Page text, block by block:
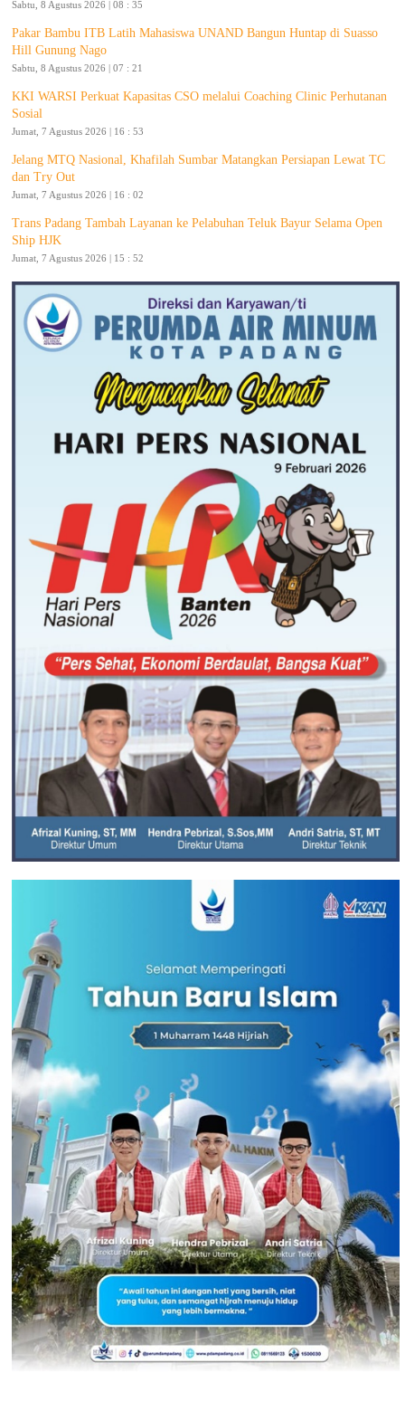
Sabtu, 8 Agustus 2026 | 08 : 35
Pakar Bambu ITB Latih Mahasiswa UNAND Bangun Huntap di Suasso
Hill Gunung Nago
Sabtu, 8 Agustus 2026 | 07 : 21
KKI WARSI Perkuat Kapasitas CSO melalui Coaching Clinic Perhutanan
Sosial
Jumat, 7 Agustus 2026 | 16 : 53
Jelang MTQ Nasional, Khafilah Sumbar Matangkan Persiapan Lewat TC
dan Try Out
Jumat, 7 Agustus 2026 | 16 : 02
Trans Padang Tambah Layanan ke Pelabuhan Teluk Bayur Selama Open
Ship HJK
Jumat, 7 Agustus 2026 | 15 : 52